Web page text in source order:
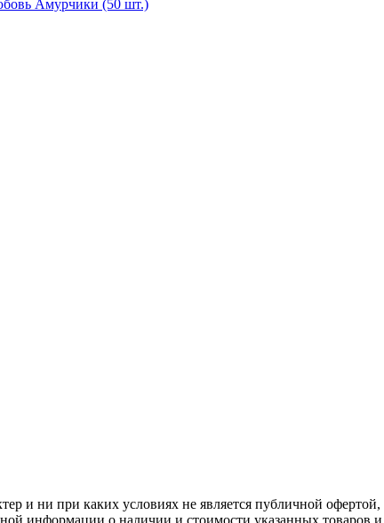
и ни при каких условиях не является публичной